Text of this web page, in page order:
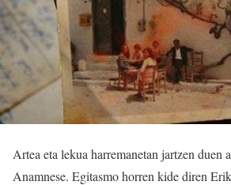
Artea eta lekua harremanetan jartzen duen
Anamnese. Egitasmo horren kide diren